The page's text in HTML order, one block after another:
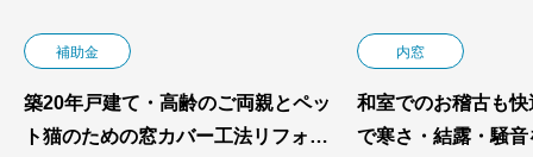
補助金
築20年戸建て・高齢のご両親とペッ
ト猫のための窓カバー工法リフォー
内窓
和室でのお稽古も
で寒さ・結露・騒